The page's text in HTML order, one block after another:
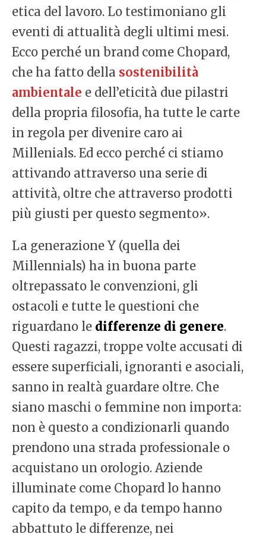
etica del lavoro. Lo testimoniano gli
eventi di attualità degli ultimi mesi.
Ecco perché un brand come Chopard,
che ha fatto della sostenibilità
ambientale e dell’eticità due pilastri
della propria filosofia, ha tutte le carte
in regola per divenire caro ai
Millenials. Ed ecco perché ci stiamo
attivando attraverso una serie di
attività, oltre che attraverso prodotti
più giusti per questo segmento».
La generazione Y (quella dei
Millennials) ha in buona parte
oltrepassato le convenzioni, gli
ostacoli e tutte le questioni che
riguardano le differenze di genere.
Questi ragazzi, troppe volte accusati di
essere superficiali, ignoranti e asociali,
sanno in realtà guardare oltre. Che
siano maschi o femmine non importa:
non è questo a condizionarli quando
prendono una strada professionale o
acquistano un orologio. Aziende
illuminate come Chopard lo hanno
capito da tempo, e da tempo hanno
abbattuto le differenze, nei